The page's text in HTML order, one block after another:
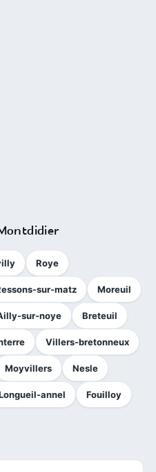
Roye
sur-matz Moreuil
sur-noye Breteuil
Villers-bretonneux
Moyvillers Nesle
annel Fouilloy